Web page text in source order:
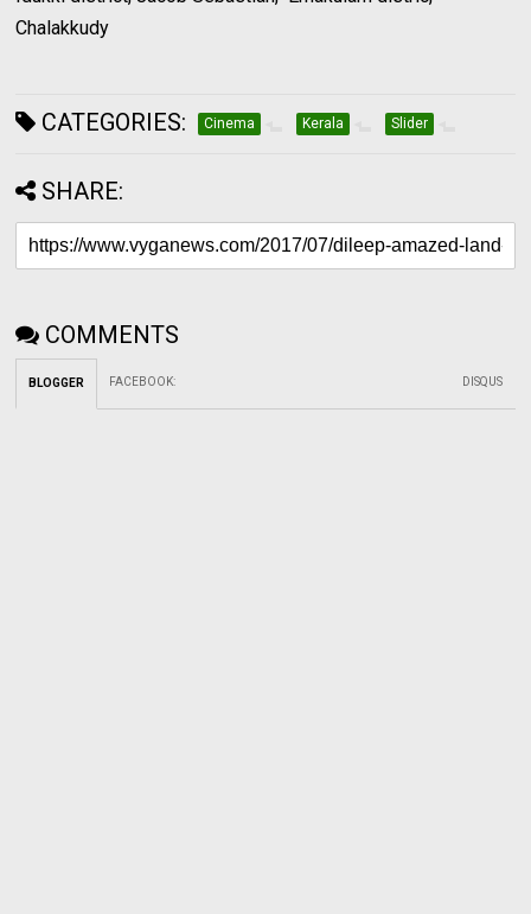
Chalakkudy
CATEGORIES: Cinema Kerala Slider
SHARE:
COMMENTS
BLOGGER FACEBOOK: DISQUS